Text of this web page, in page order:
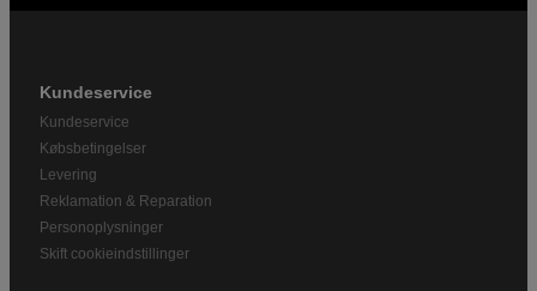
Kundeservice
Kundeservice
Købsbetingelser
Levering
Reklamation & Reparation
Personoplysninger
Skift cookieindstillinger